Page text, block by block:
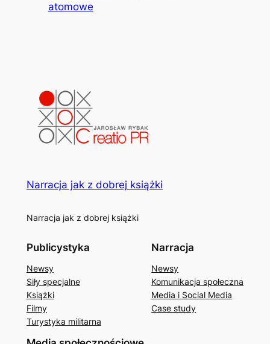
atomowe
Narracja jak z dobrej książki
Narracja jak z dobrej książki
Publicystyka
Newsy
Siły specjalne
Książki
Filmy
Turystyka militarna
Narracja
Newsy
Komunikacja społeczna
Media i Social Media
Case study